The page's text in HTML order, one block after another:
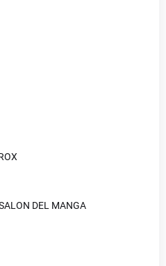
DEL MANGA